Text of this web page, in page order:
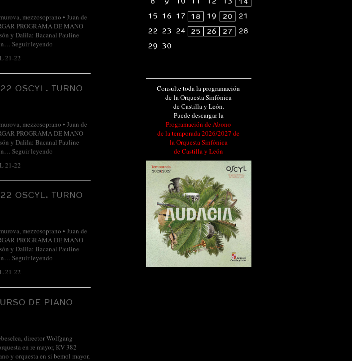
mezzosoprano • Juan de
PROGRAMA DE MANO
y Dalila: Bacanal Pauline
Seguir leyendo
21-22
OSCYL. TURNO
mezzosoprano • Juan de
PROGRAMA DE MANO
y Dalila: Bacanal Pauline
Seguir leyendo
21-22
OSCYL. TURNO
mezzosoprano • Juan de
PROGRAMA DE MANO
y Dalila: Bacanal Pauline
Seguir leyendo
21-22
DE PIANO
director Wolfgang
en re mayor, KV 382
y orquesta en si bemol mayor,
15 16 17 18 19 20
21
22 23 24 25 26 27
28
29 30
Consulte toda la programación
de la Orquesta Sinfónica
de Castilla y León.
Puede descargar la
Programación de Abono
de la temporada 2026/2027 de
la Orquesta Sinfónica
de Castilla y León